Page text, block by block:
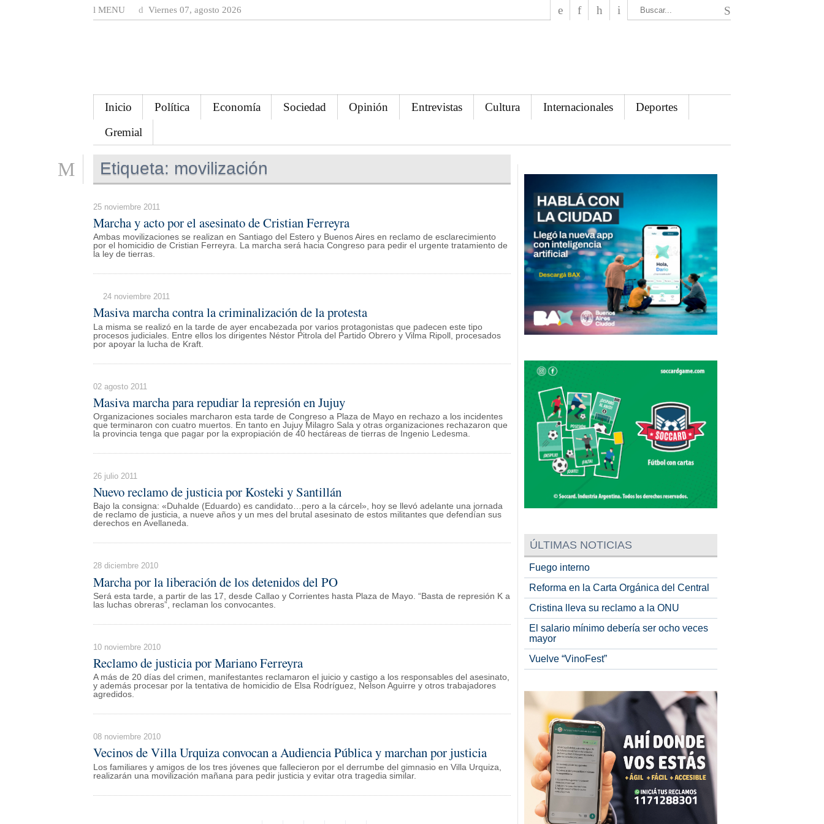
MENU Viernes 07, agosto 2026
Inicio Política Economía Sociedad Opinión Entrevistas Cultura Internacionales
Deportes
Gremial
Etiqueta: movilización
25 noviembre 2011
Marcha y acto por el asesinato de Cristian Ferreyra
Ambas movilizaciones se realizan en Santiago del Estero y Buenos Aires en reclamo de esclarecimiento
por el homicidio de Cristian Ferreyra. La marcha será hacia Congreso para pedir el urgente tratamiento de
la ley de tierras.
24 noviembre 2011
Masiva marcha contra la criminalización de la protesta
La misma se realizó en la tarde de ayer encabezada por varios protagonistas que padecen este tipo
procesos judiciales. Entre ellos los dirigentes Néstor Pitrola del Partido Obrero y Vilma Ripoll, procesados
por apoyar la lucha de Kraft.
02 agosto 2011
Masiva marcha para repudiar la represión en Jujuy
Organizaciones sociales marcharon esta tarde de Congreso a Plaza de Mayo en rechazo a los incidentes
que terminaron con cuatro muertos. En tanto en Jujuy Milagro Sala y otras organizaciones rechazaron que
la provincia tenga que pagar por la expropiación de 40 hectáreas de tierras de Ingenio Ledesma.
26 julio 2011
Nuevo reclamo de justicia por Kosteki y Santillán
Bajo la consigna: «Duhalde (Eduardo) es candidato…pero a la cárcel», hoy se llevó adelante una jornada
de reclamo de justicia, a nueve años y un mes del brutal asesinato de estos militantes que defendían sus
derechos en Avellaneda.
28 diciembre 2010
Marcha por la liberación de los detenidos del PO
Será esta tarde, a partir de las 17, desde Callao y Corrientes hasta Plaza de Mayo. “Basta de represión K a
las luchas obreras”, reclaman los convocantes.
10 noviembre 2010
Reclamo de justicia por Mariano Ferreyra
A más de 20 días del crimen, manifestantes reclamaron el juicio y castigo a los responsables del asesinato,
y además procesar por la tentativa de homicidio de Elsa Rodríguez, Nelson Aguirre y otros trabajadores
agredidos.
08 noviembre 2010
Vecinos de Villa Urquiza convocan a Audiencia Pública y marchan por justicia
Los familiares y amigos de los tres jóvenes que fallecieron por el derrumbe del gimnasio en Villa Urquiza,
realizarán una movilización mañana para pedir justicia y evitar otra tragedia similar.
ÚLTIMAS NOTICIAS
Fuego interno
Reforma en la Carta Orgánica del Central
Cristina lleva su reclamo a la ONU
El salario mínimo debería ser ocho veces
mayor
Vuelve “VinoFest”